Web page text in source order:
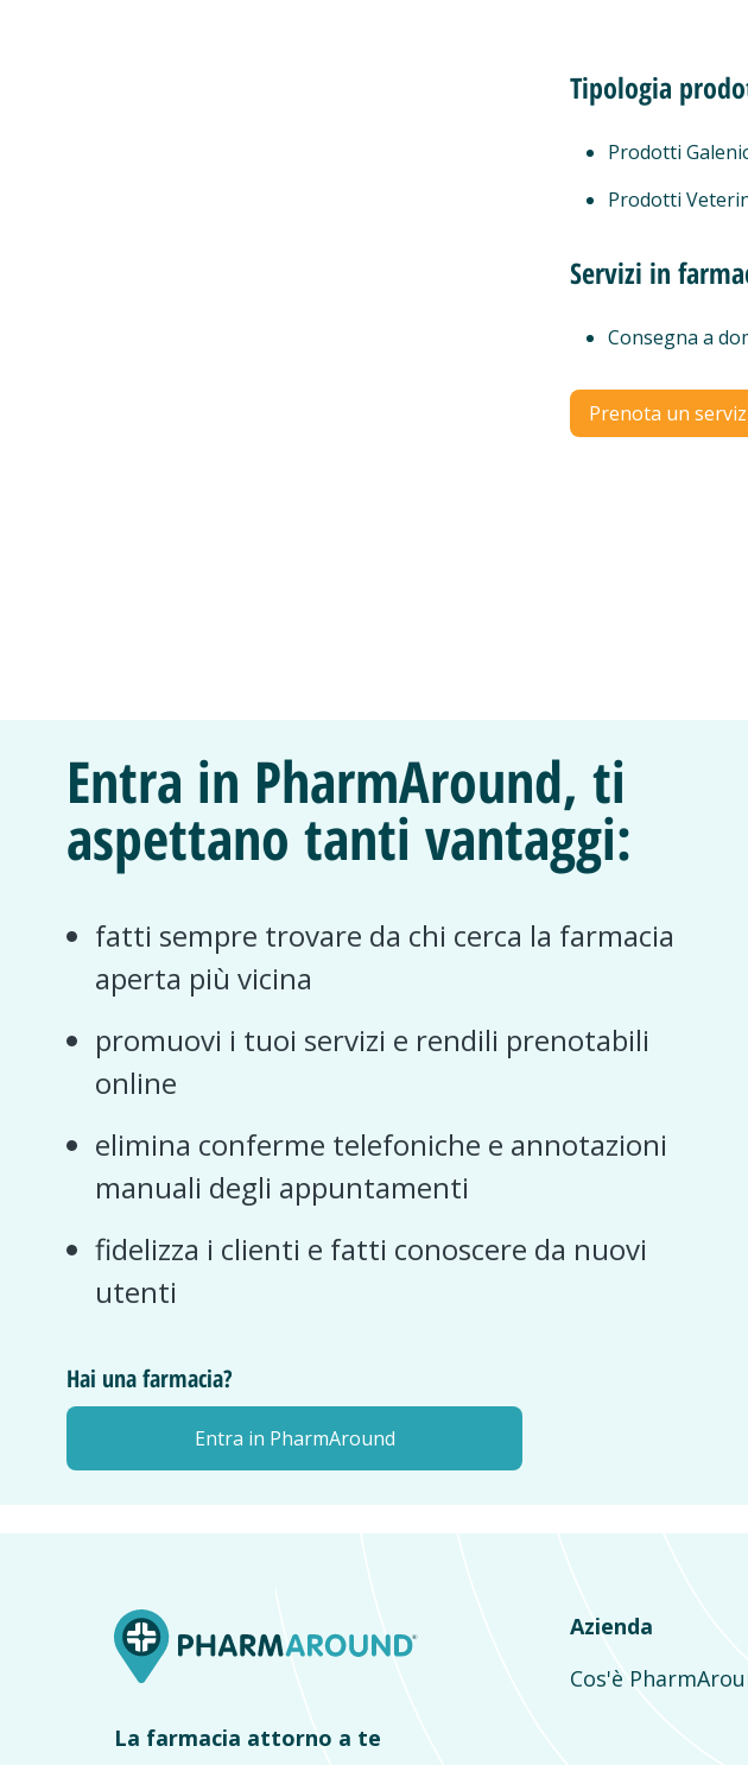
Tipologia
Prodotti
Prodotti
Servizi in
Consegna a
Prenota un
Entra in PharmAround, ti
aspettano tanti vantaggi:
fatti sempre trovare da chi cerca la farmacia
aperta più vicina
promuovi i tuoi servizi e rendili prenotabili
online
elimina conferme telefoniche e annotazioni
manuali degli appuntamenti
fidelizza i clienti e fatti conoscere da nuovi
utenti
Hai una farmacia?
Entra in PharmAround
La farmacia attorno a te
Azienda
Cos'è